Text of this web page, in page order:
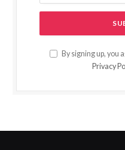
By signing up, you
Privacy